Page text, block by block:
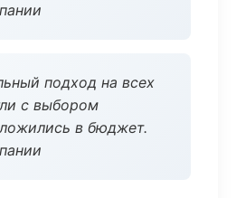
подход на всех
с выбором
в бюджет.